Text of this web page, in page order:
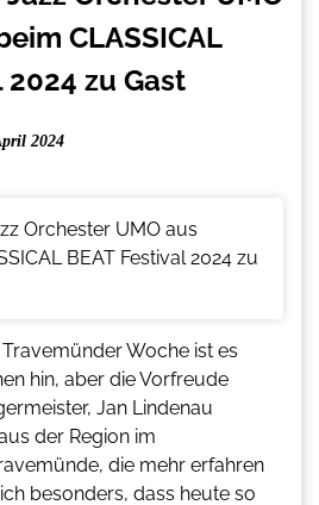
CLASSICAL
2024 zu Gast
2024
Woche ist es
hin, aber die Vorfreude
Jan Lindenau
der Region im
die mehr erfahren
besonders, dass heute so